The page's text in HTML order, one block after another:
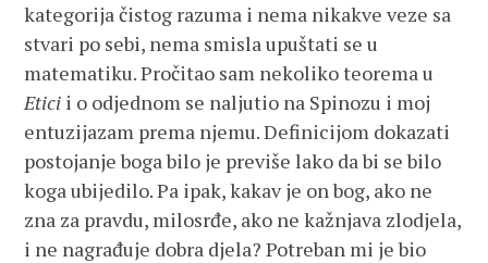
kategorija čistog razuma i nema nikakve veze sa
stvari po sebi, nema smisla upuštati se u
matematiku. Pročitao sam nekoliko teorema u
Etici i o odjednom se naljutio na Spinozu i moj
entuzijazam prema njemu. Definicijom dokazati
postojanje boga bilo je previše lako da bi se bilo
koga ubijedilo. Pa ipak, kakav je on bog, ako ne
zna za pravdu, milosrđe, ako ne kažnjava zlodjela,
i ne nagrađuje dobra djela? Potreban mi je bio